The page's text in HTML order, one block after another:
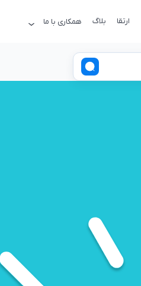
ارتقا بلاگ همکاری با ما